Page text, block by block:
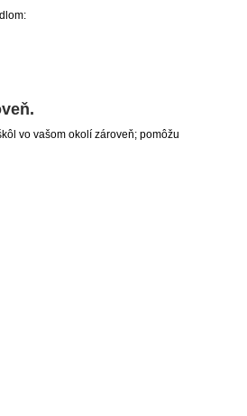
vo vašom okolí zároveň; pomôžu